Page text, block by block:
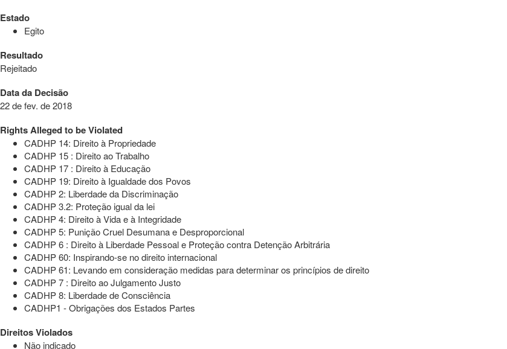
Estado
Egito
Resultado
Rejeitado
Data da Decisão
22 de fev. de 2018
Rights Alleged to be Violated
CADHP 14: Direito à Propriedade
CADHP 15 : Direito ao Trabalho
CADHP 17 : Direito à Educação
CADHP 19: Direito à Igualdade dos Povos
CADHP 2: Liberdade da Discriminação
CADHP 3.2: Proteção igual da lei
CADHP 4: Direito à Vida e à Integridade
CADHP 5: Punição Cruel Desumana e Desproporcional
CADHP 6 : Direito à Liberdade Pessoal e Proteção contra Detenção Arbitrária
CADHP 60: Inspirando-se no direito internacional
CADHP 61: Levando em consideração medidas para determinar os princípios de direito
CADHP 7 : Direito ao Julgamento Justo
CADHP 8: Liberdade de Consciência
CADHP1 - Obrigações dos Estados Partes
Direitos Violados
Não indicado